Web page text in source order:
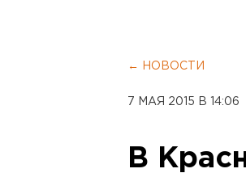
← НОВОСТИ
7 МАЯ 2015 В 14:06
В